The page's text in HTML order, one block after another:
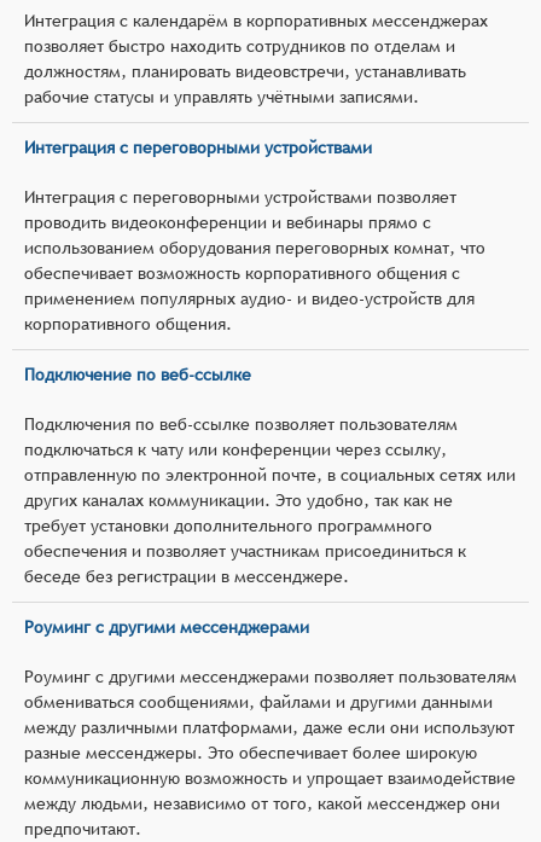
Интеграция с календарём в корпоративных мессенджерах
позволяет быстро находить сотрудников по отделам и
должностям, планировать видеовстречи, устанавливать
рабочие статусы и управлять учётными записями.
Интеграция с переговорными устройствами
Интеграция с переговорными устройствами позволяет
проводить видеоконференции и вебинары прямо с
использованием оборудования переговорных комнат, что
обеспечивает возможность корпоративного общения с
применением популярных аудио- и видео-устройств для
корпоративного общения.
Подключение по веб-ссылке
Подключения по веб-ссылке позволяет пользователям
подключаться к чату или конференции через ссылку,
отправленную по электронной почте, в социальных сетях или
других каналах коммуникации. Это удобно, так как не
требует установки дополнительного программного
обеспечения и позволяет участникам присоединиться к
беседе без регистрации в мессенджере.
Роуминг с другими мессенджерами
Роуминг с другими мессенджерами позволяет пользователям
обмениваться сообщениями, файлами и другими данными
между различными платформами, даже если они используют
разные мессенджеры. Это обеспечивает более широкую
коммуникационную возможность и упрощает взаимодействие
между людьми, независимо от того, какой мессенджер они
предпочитают.